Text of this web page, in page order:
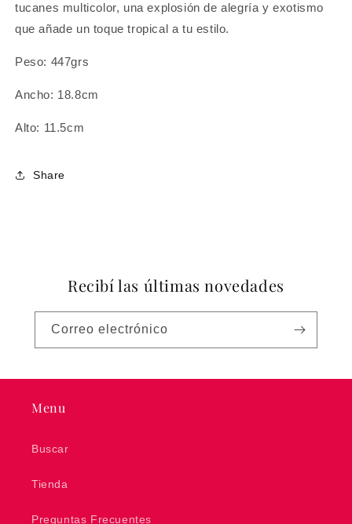
tucanes multicolor, una explosión de alegría y exotismo
que añade un toque tropical a tu estilo.
Peso: 447grs
Ancho: 18.8cm
Alto: 11.5cm
Share
Recibí las últimas novedades
Correo electrónico
Menu
Buscar
Tienda
Preguntas Frecuentes